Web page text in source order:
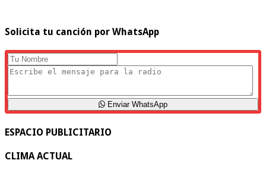
Solicita tu canción por WhatsApp
Enviar WhatsApp
ESPACIO PUBLICITARIO
CLIMA ACTUAL